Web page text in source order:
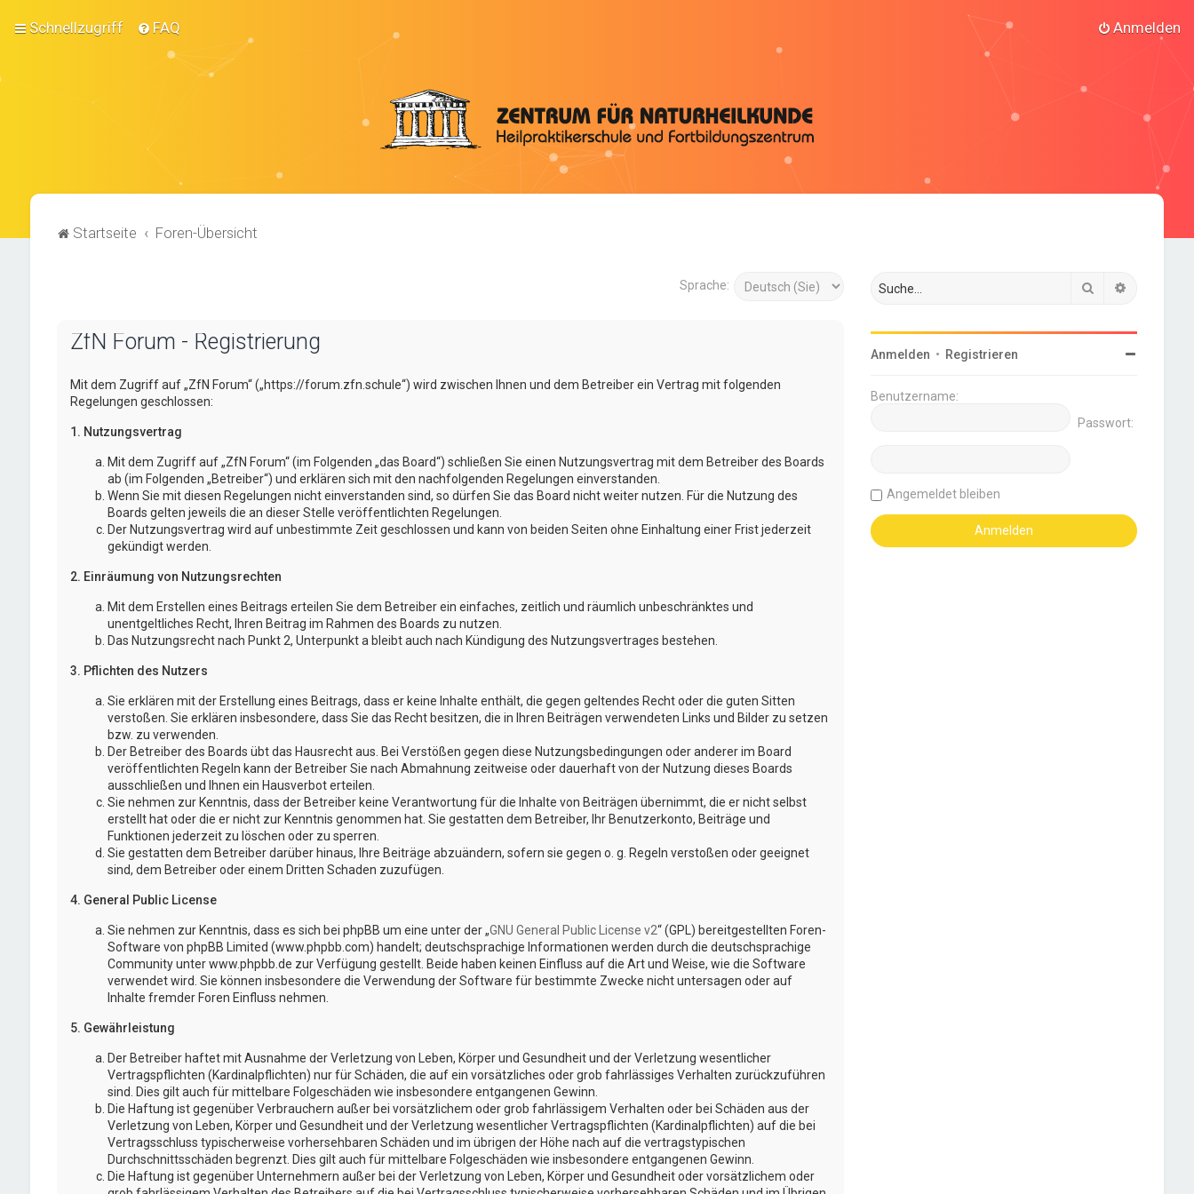
Schnellzugriff FAQ Anmelden
Startseite Foren-Übersicht
Sprache:
ZfN Forum - Registrierung
Mit dem Zugriff auf „ZfN Forum“ („https://forum.zfn.schule“) wird zwischen Ihnen und dem Betreiber ein Vertrag mit folgenden
Regelungen geschlossen:
1. Nutzungsvertrag
Mit dem Zugriff auf „ZfN Forum“ (im Folgenden „das Board“) schließen Sie einen Nutzungsvertrag mit dem Betreiber des Boards
ab (im Folgenden „Betreiber“) und erklären sich mit den nachfolgenden Regelungen einverstanden.
Wenn Sie mit diesen Regelungen nicht einverstanden sind, so dürfen Sie das Board nicht weiter nutzen. Für die Nutzung des
Boards gelten jeweils die an dieser Stelle veröffentlichten Regelungen.
Der Nutzungsvertrag wird auf unbestimmte Zeit geschlossen und kann von beiden Seiten ohne Einhaltung einer Frist jederzeit
gekündigt werden.
2. Einräumung von Nutzungsrechten
Mit dem Erstellen eines Beitrags erteilen Sie dem Betreiber ein einfaches, zeitlich und räumlich unbeschränktes und
unentgeltliches Recht, Ihren Beitrag im Rahmen des Boards zu nutzen.
Das Nutzungsrecht nach Punkt 2, Unterpunkt a bleibt auch nach Kündigung des Nutzungsvertrages bestehen.
3. Pflichten des Nutzers
Sie erklären mit der Erstellung eines Beitrags, dass er keine Inhalte enthält, die gegen geltendes Recht oder die guten Sitten
verstoßen. Sie erklären insbesondere, dass Sie das Recht besitzen, die in Ihren Beiträgen verwendeten Links und Bilder zu setzen
bzw. zu verwenden.
Der Betreiber des Boards übt das Hausrecht aus. Bei Verstößen gegen diese Nutzungsbedingungen oder anderer im Board
veröffentlichten Regeln kann der Betreiber Sie nach Abmahnung zeitweise oder dauerhaft von der Nutzung dieses Boards
ausschließen und Ihnen ein Hausverbot erteilen.
Sie nehmen zur Kenntnis, dass der Betreiber keine Verantwortung für die Inhalte von Beiträgen übernimmt, die er nicht selbst
erstellt hat oder die er nicht zur Kenntnis genommen hat. Sie gestatten dem Betreiber, Ihr Benutzerkonto, Beiträge und
Funktionen jederzeit zu löschen oder zu sperren.
Sie gestatten dem Betreiber darüber hinaus, Ihre Beiträge abzuändern, sofern sie gegen o. g. Regeln verstoßen oder geeignet
sind, dem Betreiber oder einem Dritten Schaden zuzufügen.
4. General Public License
Sie nehmen zur Kenntnis, dass es sich bei phpBB um eine unter der „GNU General Public License v2“ (GPL) bereitgestellten Foren-
Software von phpBB Limited (www.phpbb.com) handelt; deutschsprachige Informationen werden durch die deutschsprachige
Community unter www.phpbb.de zur Verfügung gestellt. Beide haben keinen Einfluss auf die Art und Weise, wie die Software
verwendet wird. Sie können insbesondere die Verwendung der Software für bestimmte Zwecke nicht untersagen oder auf
Inhalte fremder Foren Einfluss nehmen.
5. Gewährleistung
Der Betreiber haftet mit Ausnahme der Verletzung von Leben, Körper und Gesundheit und der Verletzung wesentlicher
Vertragspflichten (Kardinalpflichten) nur für Schäden, die auf ein vorsätzliches oder grob fahrlässiges Verhalten zurückzuführen
sind. Dies gilt auch für mittelbare Folgeschäden wie insbesondere entgangenen Gewinn.
Die Haftung ist gegenüber Verbrauchern außer bei vorsätzlichem oder grob fahrlässigem Verhalten oder bei Schäden aus der
Verletzung von Leben, Körper und Gesundheit und der Verletzung wesentlicher Vertragspflichten (Kardinalpflichten) auf die bei
Vertragsschluss typischerweise vorhersehbaren Schäden und im übrigen der Höhe nach auf die vertragstypischen
Durchschnittsschäden begrenzt. Dies gilt auch für mittelbare Folgeschäden wie insbesondere entgangenen Gewinn.
Die Haftung ist gegenüber Unternehmern außer bei der Verletzung von Leben, Körper und Gesundheit oder vorsätzlichem oder
Suche
Anmelden • Registrieren
Benutzername:
Passwort:
Angemeldet bleiben